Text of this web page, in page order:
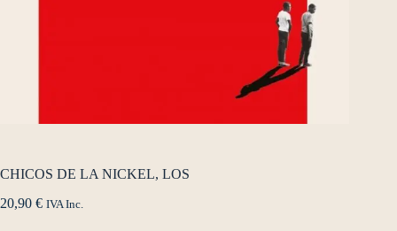
CHICOS DE LA NICKEL, LOS
20,90 € IVA Inc.